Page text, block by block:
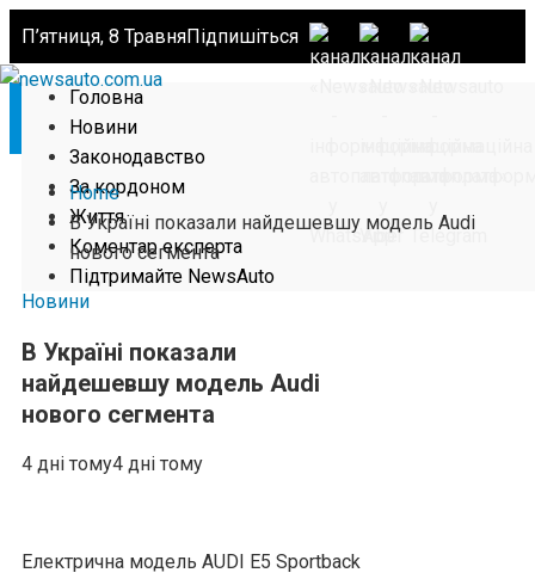
П’ятниця, 8 ТравняПідпишіться
Головна
Новини
Законодавство
За кордоном
Життя
Коментар експерта
Підтримайте NewsAuto
Home
В Україні показали найдешевшу модель Audi
нового сегмента
Новини
В Україні показали
найдешевшу модель Audi
нового сегмента
4 дні тому4 дні тому
Електрична модель AUDI E5 Sportback